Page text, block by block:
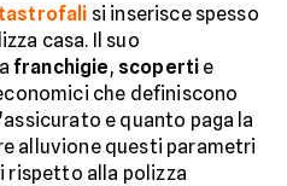
si inserisce spesso
casa. Il suo
franchigie, scoperti e
che definiscono
e quanto paga la
alluvione questi parametri
rispetto alla polizza